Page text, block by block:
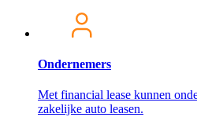
Ondernemers
Met financial lease kunnen
zakelijke auto leasen.